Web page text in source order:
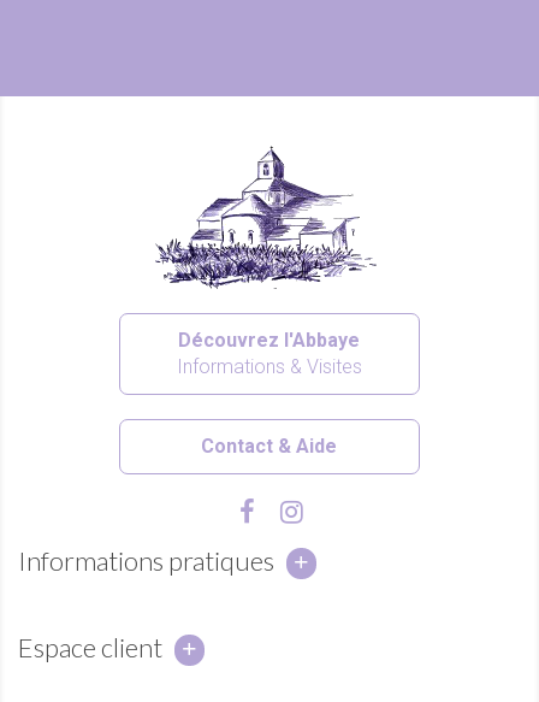
Découvrez l'Abbaye
Informations & Visites
Contact & Aide
Informations pratiques
Espace client